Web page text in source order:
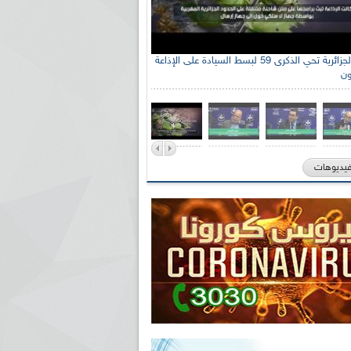
الإذاعة الجزائرية تحي الذكرى 59 لبسط السيادة على الإذاعة